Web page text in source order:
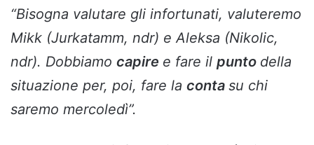
“Bisogna valutare gli infortunati, valuteremo
Mikk (Jurkatamm, ndr) e Aleksa (Nikolic,
ndr). Dobbiamo capire e fare il punto della
situazione per, poi, fare la conta su chi
saremo mercoledì”.